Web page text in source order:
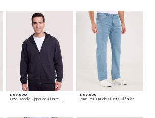
$ 99.900 $ 99.900
Jean Regular de Silueta Clásica